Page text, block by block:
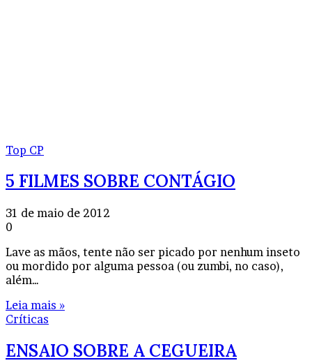
Top CP
5 FILMES SOBRE CONTÁGIO
31 de maio de 2012
0
Lave as mãos, tente não ser picado por nenhum inseto
ou mordido por alguma pessoa (ou zumbi, no caso),
além…
Leia mais »
Críticas
ENSAIO SOBRE A CEGUEIRA